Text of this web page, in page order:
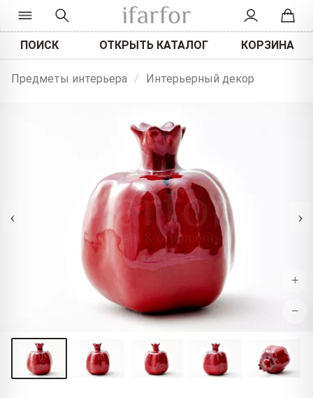
ПОИСК ОТКРЫТЬ КАТАЛОГ КОРЗИНА
Предметы интерьера / Интерьерный декор
‹ ›
+
−